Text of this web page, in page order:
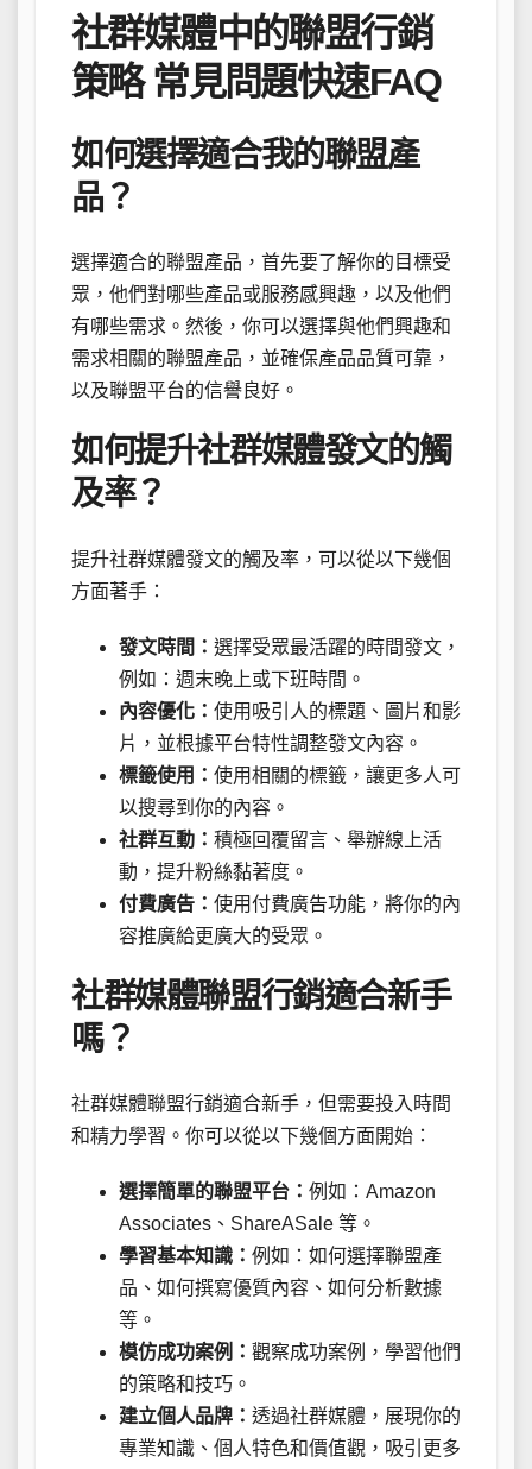
社群媒體中的聯盟行銷
策略 常見問題快速FAQ
如何選擇適合我的聯盟產
品？
選擇適合的聯盟產品，首先要了解你的目標受
眾，他們對哪些產品或服務感興趣，以及他們
有哪些需求。然後，你可以選擇與他們興趣和
需求相關的聯盟產品，並確保產品品質可靠，
以及聯盟平台的信譽良好。
如何提升社群媒體發文的觸
及率？
提升社群媒體發文的觸及率，可以從以下幾個
方面著手：
發文時間： 選擇受眾最活躍的時間發文，
例如：週末晚上或下班時間。
內容優化： 使用吸引人的標題、圖片和影
片，並根據平台特性調整發文內容。
標籤使用： 使用相關的標籤，讓更多人可
以搜尋到你的內容。
社群互動： 積極回覆留言、舉辦線上活
動，提升粉絲黏著度。
付費廣告： 使用付費廣告功能，將你的內
容推廣給更廣大的受眾。
社群媒體聯盟行銷適合新手
嗎？
社群媒體聯盟行銷適合新手，但需要投入時間
和精力學習。你可以從以下幾個方面開始：
選擇簡單的聯盟平台： 例如：Amazon
Associates、ShareASale 等。
學習基本知識： 例如：如何選擇聯盟產
品、如何撰寫優質內容、如何分析數據
等。
模仿成功案例： 觀察成功案例，學習他們
的策略和技巧。
建立個人品牌： 透過社群媒體，展現你的
專業知識、個人特色和價值觀，吸引更多